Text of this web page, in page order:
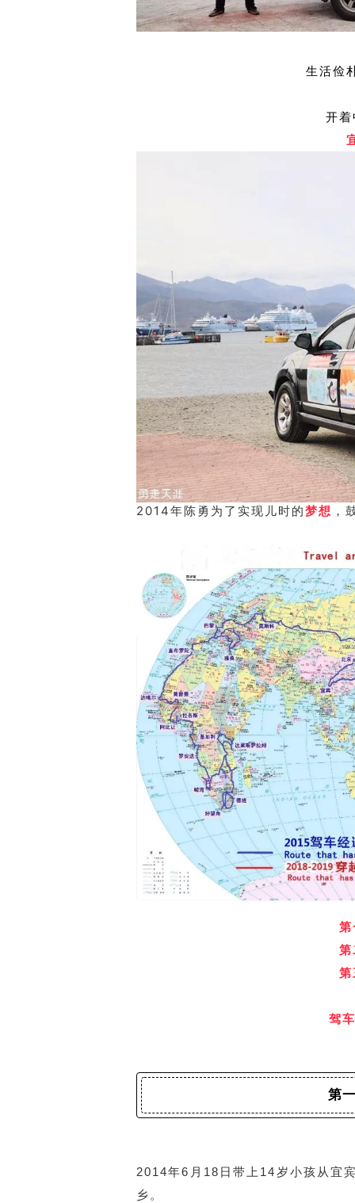
生活俭
开
2014年陈勇为了实现儿时的梦想 ，
第
第
第
驾
第
2014年6月18日带上14岁小孩从宜
乡。